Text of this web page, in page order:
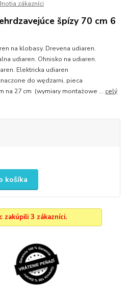
zákazníci
špízy 70 cm 6
na klobasy. Drevena udiaren.
udiaren. Ohnisko na udiaren.
Elektricka udiaren
do wędzarni, pieca
na 27 cm (wymiary montażowe ... celý
košíka
zakúpili 3 zákazníci.